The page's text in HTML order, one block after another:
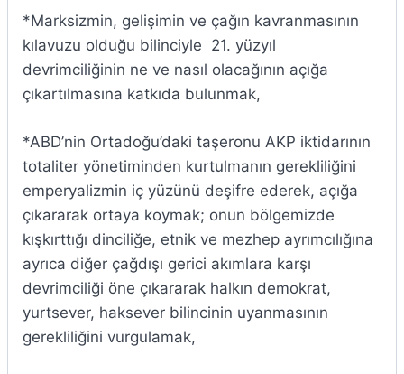
*Marksizmin, gelişimin ve çağın kavranmasının
kılavuzu olduğu bilinciyle 21. yüzyıl
devrimciliğinin ne ve nasıl olacağının açığa
çıkartılmasına katkıda bulunmak,
*ABD’nin Ortadoğu’daki taşeronu AKP iktidarının
totaliter yönetiminden kurtulmanın gerekliliğini
emperyalizmin iç yüzünü deşifre ederek, açığa
çıkararak ortaya koymak; onun bölgemizde
kışkırttığı dinciliğe, etnik ve mezhep ayrımcılığına
ayrıca diğer çağdışı gerici akımlara karşı
devrimciliği öne çıkararak halkın demokrat,
yurtsever, haksever bilincinin uyanmasının
gerekliliğini vurgulamak,